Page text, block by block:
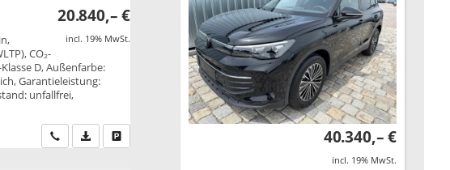
20.840,– €
incl. 19% MwSt.
CO₂-
D, Außenfarbe:
Garantieleistung:
unfallfrei,
Wir rufen Sie anPDF-Datei, Fahrzeugexposé drucken 40.340,– €
incl. 19% MwSt.